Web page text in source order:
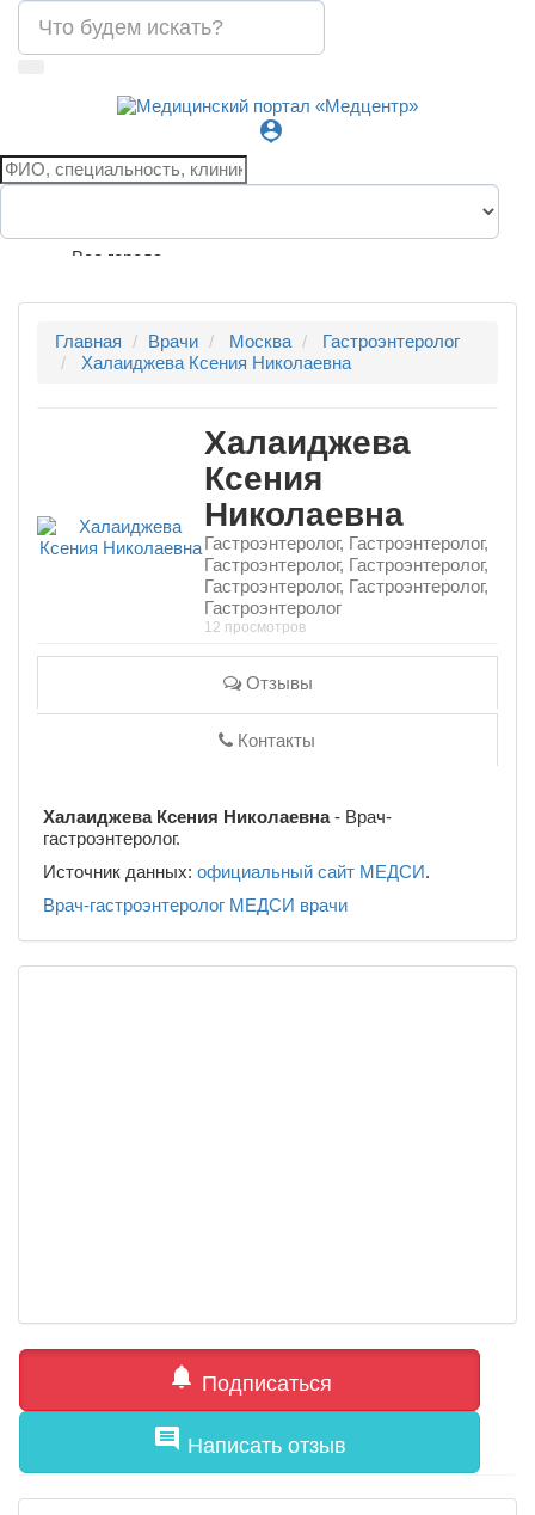
person_pin
Все города
Главная Врачи Москва
Гастроэнтеролог
Халаиджева Ксения Николаевна
Халаиджева
Ксения
Николаевна
Гастроэнтеролог, Гастроэнтеролог,
Гастроэнтеролог, Гастроэнтеролог,
Гастроэнтеролог, Гастроэнтеролог,
Гастроэнтеролог
12 просмотров
Отзывы
Контакты
Халаиджева Ксения Николаевна- Врач-
гастроэнтеролог.
Источник данных: официальный сайт МЕДСИ.
Врач-гастроэнтеролог МЕДСИ врачи
notifications Подписаться
comment Написать отзыв